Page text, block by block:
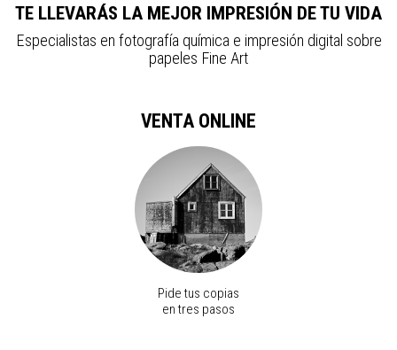
TE LLEVARÁS LA MEJOR IMPRESIÓN DE TU VIDA
Especialistas en fotografía química e impresión digital sobre
papeles Fine Art
VENTA ONLINE
Pide tus copias
en tres pasos